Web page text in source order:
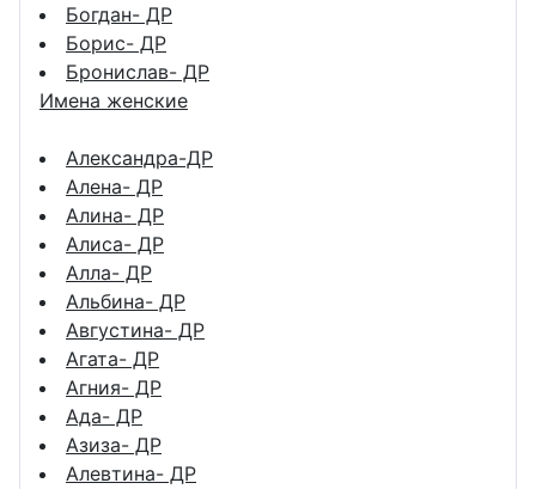
Богдан- ДР
Борис- ДР
Бронислав- ДР
Имена женские
Александра-ДР
Алена- ДР
Алина- ДР
Алиса- ДР
Алла- ДР
Альбина- ДР
Августина- ДР
Агата- ДР
Агния- ДР
Ада- ДР
Азиза- ДР
Алевтина- ДР